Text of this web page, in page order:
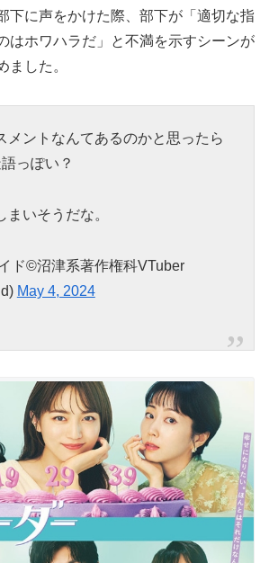
下に声をかけた際、部下が「適切な指
はホワハラだ」と不満を示すシーンが
ました。
メントなんてあるのかと思ったら
っぽい？
まいそうだな。
ド©沼津系著作権科VTuber
May 4, 2024